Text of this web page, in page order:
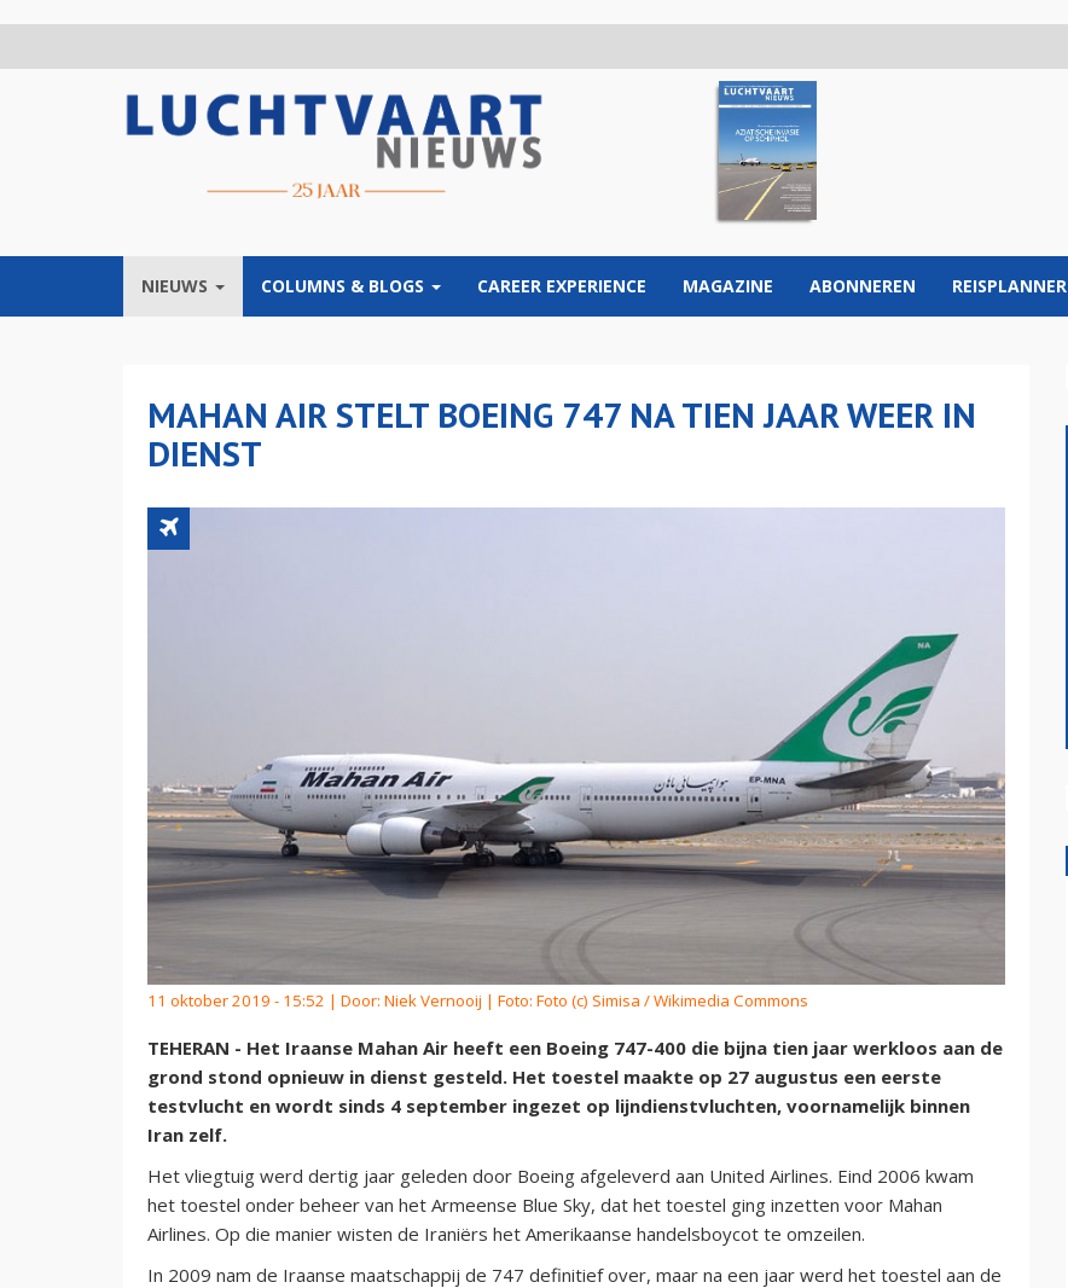
NIEUWS COLUMNS & BLOGS CAREER EXPERIENCE MAGAZINE ABONNEREN REISPLANNER
MAHAN AIR STELT BOEING 747 NA TIEN JAAR WEER IN
DIENST
11 oktober 2019 - 15:52 | Door: Niek Vernooij | Foto: Foto (c) Simisa / Wikimedia Commons
TEHERAN - Het Iraanse Mahan Air heeft een Boeing 747-400 die bijna tien jaar werkloos aan de
grond stond opnieuw in dienst gesteld. Het toestel maakte op 27 augustus een eerste
testvlucht en wordt sinds 4 september ingezet op lijndienstvluchten, voornamelijk binnen
Iran zelf.
Het vliegtuig werd dertig jaar geleden door Boeing afgeleverd aan United Airlines. Eind 2006 kwam
het toestel onder beheer van het Armeense Blue Sky, dat het toestel ging inzetten voor Mahan
Airlines. Op die manier wisten de Iraniërs het Amerikaanse handelsboycot te omzeilen.
In 2009 nam de Iraanse maatschappij de 747 definitief over, maar na een jaar werd het toestel aan de